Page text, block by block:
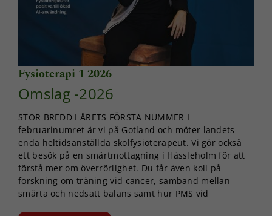
Fysioterapi 1 2026
Omslag -2026
STOR BREDD I ÅRETS FÖRSTA NUMMER I
februarinumret är vi på Gotland och möter landets
enda heltidsanställda skolfysioterapeut. Vi gör också
ett besök på en smärtmottagning i Hässleholm för att
förstå mer om överrörlighet. Du får även koll på
forskning om träning vid cancer, samband mellan
smärta och nedsatt balans samt hur PMS vid